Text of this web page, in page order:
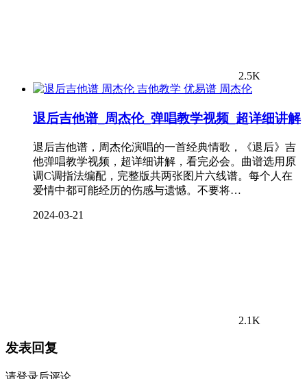
2.5K
周杰伦
退后吉他谱_周杰伦_弹唱教学视频_超详细讲解
退后吉他谱，周杰伦演唱的一首经典情歌，《退后》吉
他弹唱教学视频，超详细讲解，看完必会。曲谱选用原
调C调指法编配，完整版共两张图片六线谱。每个人在
爱情中都可能经历的伤感与遗憾。不要将…
2024-03-21
2.1K
发表回复
请登录后评论...